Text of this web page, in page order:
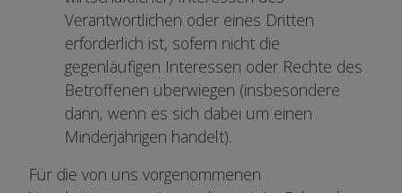
Verantwortlichen oder eines Dritten
erforderlich ist, sofern nicht die
gegenläufigen Interessen oder Rechte des
Betroffenen überwiegen (insbesondere
dann, wenn es sich dabei um einen
Minderjährigen handelt).
Für die von uns vorgenommenen